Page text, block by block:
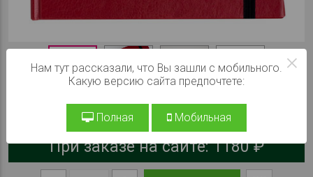
Цвет обложки
При заказе на сайте:1180 ₽
×
Нам тут рассказали, что Вы зашли с мобильного.
Какую версию сайта предпочтете:
Полная Мобильная